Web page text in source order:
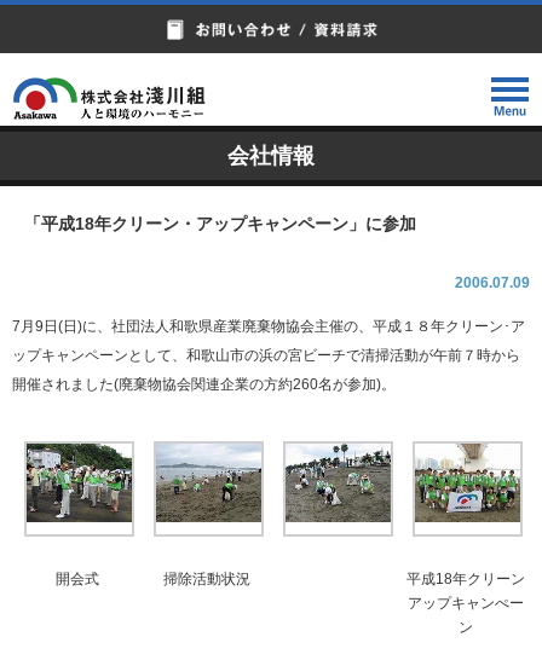
会社情報
「平成18年クリーン・アップキャンペーン」に参加
2006.07.09
7月9日(日)に、社団法人和歌県産業廃棄物協会主催の、平成１８年クリーン･ア
ップキャンペーンとして、和歌山市の浜の宮ビーチで清掃活動が午前７時から
開催されました(廃棄物協会関連企業の方約260名が参加)。
開会式 掃除活動状況
平成18年クリーン
アップキャンぺー
ン